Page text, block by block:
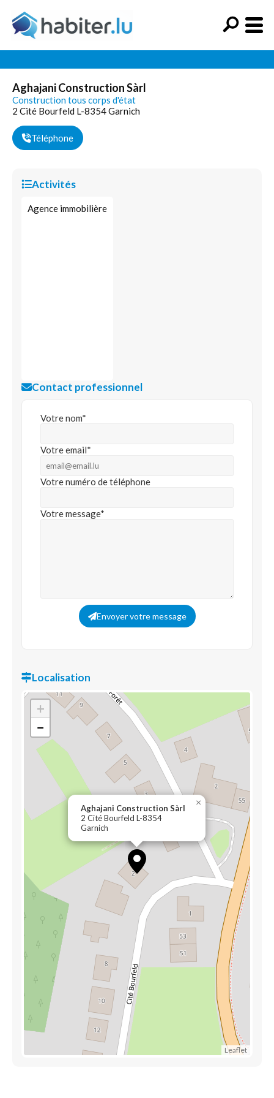
Aghajani Construction Sàrl
Construction tous corps d'état
2 Cité Bourfeld L-8354 Garnich
Téléphone
Activités
Agence immobilière
Contact professionnel
Votre nom*
Votre email*
Votre numéro de téléphone
Votre message*
Envoyer votre message
Localisation
Aghajani Construction Sàrl
2 Cité Bourfeld L-8354
Garnich
×
+
−
Leaflet